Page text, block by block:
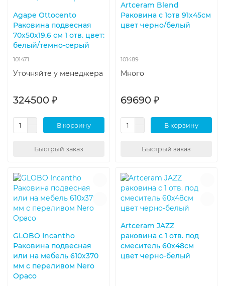
Agape Ottocento
Раковина подвесная
70x50x19.6 см 1 отв. цвет:
белый/темно-серый
101471
Уточняйте у менеджера
324500 ₽
В корзину
Быстрый заказ
Artceram Blend
Раковина c 1отв 91x45см
цвет черно/белый
101489
Много
69690 ₽
В корзину
Быстрый заказ
GLOBO Incantho
Раковина подвесная
или на мебель 610x370
мм с переливом Nero
Opaco
Artceram JAZZ
раковина с 1 отв. под
смеситель 60х48см
цвет черно-белый